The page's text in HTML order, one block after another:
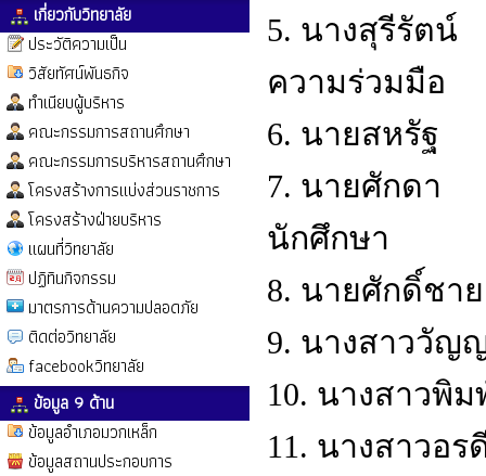
เกี่ยวกับวิทยาลัย
ประวัติความเป็น
วิสัยทัศน์พันธกิจ
ทำเนียบผู้บริหาร
คณะกรรมการสถานศึกษา
คณะกรรมการบริหารสถานศึกษา
โครงสร้างการแบ่งส่วนราชการ
โครงสร้างฝ่ายบริหาร
แผนที่วิทยาลัย
ปฏิทินกิจกรรม
มาตรการด้านความปลอดภัย
ติดต่อวิทยาลัย
facebookวิทยาลัย
ข้อมูล 9 ด้าน
ข้อมูลอำเภอมวกเหล็ก
ข้อมูลสถานประกอบการ
5. นางสุรีรั
ความร่วมมือ
6. นายสหรั
7. นายศักดา
นักศึกษา
8. นายศัก
9. นางสาว
10. นางสาวพิ
11. นางสาวอ